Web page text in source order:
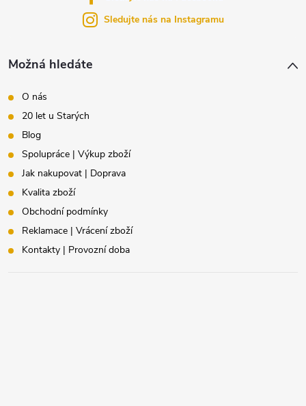
Možná hledáte
O nás
20 let u Starých
Blog
Spolupráce | Výkup zboží
Jak nakupovat | Doprava
Kvalita zboží
Obchodní podmínky
Reklamace | Vrácení zboží
Kontakty | Provozní doba
Sledujte nás na Instagramu